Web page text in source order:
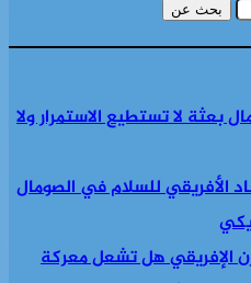
بحث عن
بعثة لا تستطيع الاستمرار ولا
الأفريقي للسلام في الصومال
الإفريقي هل تشعل معركة